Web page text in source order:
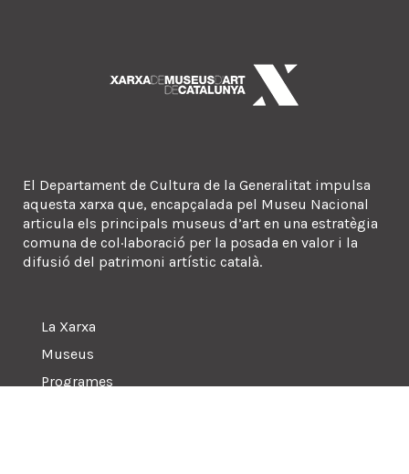
El Departament de Cultura de la Generalitat impulsa
aquesta xarxa que, encapçalada pel Museu Nacional
articula els principals museus d’art en una estratègia
comuna de col·laboració per la posada en valor i la
difusió del patrimoni artístic català.
La Xarxa
Museus
Programes